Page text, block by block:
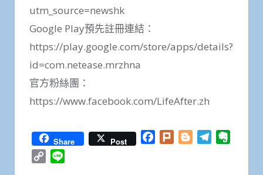
utm_source=newshk
Google Play預先註冊連結：
https://play.google.com/store/apps/details?
id=com.netease.mrzhna
官方粉絲團：
https://www.facebook.com/LifeAfter.zh
Share Post Facebook
Plurk BloggerTelegram
Copy